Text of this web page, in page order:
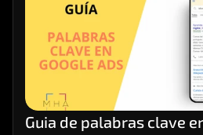
Guia de palabras clave